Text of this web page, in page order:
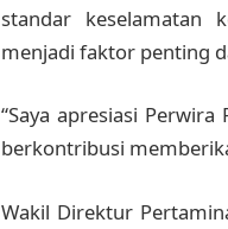
standar keselamatan
menjadi faktor penting
“Saya apresiasi
berkontribusi
Wakil Direktur